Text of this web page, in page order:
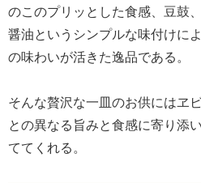
のこのプリッとした食感、豆鼓
醤油というシンプルな味付けに
の味わいが活きた逸品である。
そんな贅沢な一皿のお供にはヱ
との異なる旨みと食感に寄り添
ててくれる。